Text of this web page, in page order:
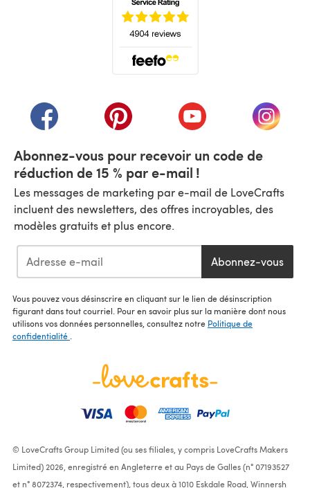
(s'ouvre dans un nouvel onglet)
(s'ouvre dans un nouvel onglet)
(s'ouvre dans un(s'ouvre
Abonnez-vous pour recevoir un code de
réduction de 15 % par e-mail !
Les messages de marketing par e-mail de LoveCrafts
incluent des newsletters, des offres incroyables, des
modèles gratuits et plus encore.
Abonnez-vous
Vous pouvez vous désinscrire en cliquant sur le lien de désinscription
figurant dans tout courriel. Pour en savoir plus sur la manière dont nous
utilisons vos données personnelles, consultez notre Politique de
confidentialité .
© LoveCrafts Group Limited (ou ses filiales, y compris LoveCrafts Makers
Limited) 2026, enregistré en Angleterre et au Pays de Galles (n° 07193527
et n° 8072374, respectivement), tous deux à 1010 Eskdale Road, Winnersh